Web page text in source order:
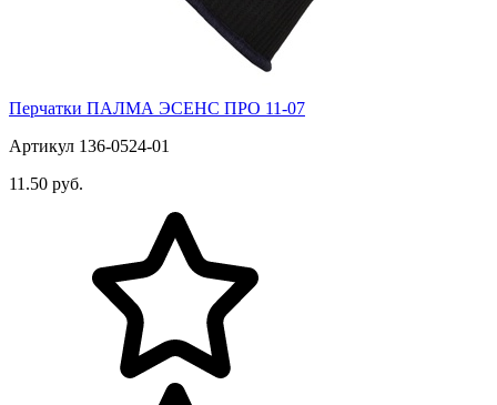
Перчатки ПАЛМА ЭСЕНС ПРО 11-07
Артикул 136-0524-01
11.50 руб.